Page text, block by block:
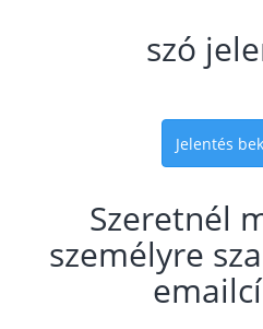
szó
Jelentés
Szeretnél
személyre